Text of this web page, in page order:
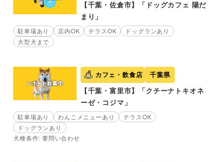
【千葉・佐倉市】「ドッグカフェ 陽だ
まり」
駐車場あり 店内OK テラスOK
ドッグランあり
大型犬まで
カフェ・飲食店 千葉県
【千葉・富里市】「クチーナトキオネ
ーゼ・コジマ」
駐車場あり わんこメニューあり
テラスOK
ドッグランあり
犬種条件: 要問い合わせ